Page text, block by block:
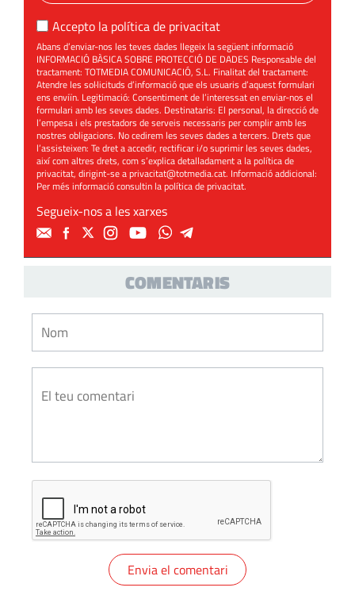
Accepto la política de privacitat
Abans d’enviar-nos les teves dades llegeix la següent informació
INFORMACIÓ BÀSICA SOBRE PROTECCIÓ DE DADES Responsable del
tractament: TOTMEDIA COMUNICACIÓ, S.L. Finalitat del tractament:
Atendre les sol·licituds d’informació que els usuaris d’aquest formulari
ens enviïn. Legitimació: Consentiment de l’interessat en enviar-nos el
formulari amb les seves dades. Destinataris: El personal, la direcció de
l’empesa i els prestadors de serveis necessaris per complir amb les
nostres obligacions. No cedirem les seves dades a tercers. Drets que
l’assisteixen: Te dret a accedir, rectificar i/o suprimir les seves dades,
així com altres drets, com s’explica detalladament a la política de
privacitat, dirigint-se aprivacitat@totmedia.cat. Informació addicional:
Per més informació consultin lapolítica de privacitat.
Segueix-nos a les xarxes
COMENTARIS